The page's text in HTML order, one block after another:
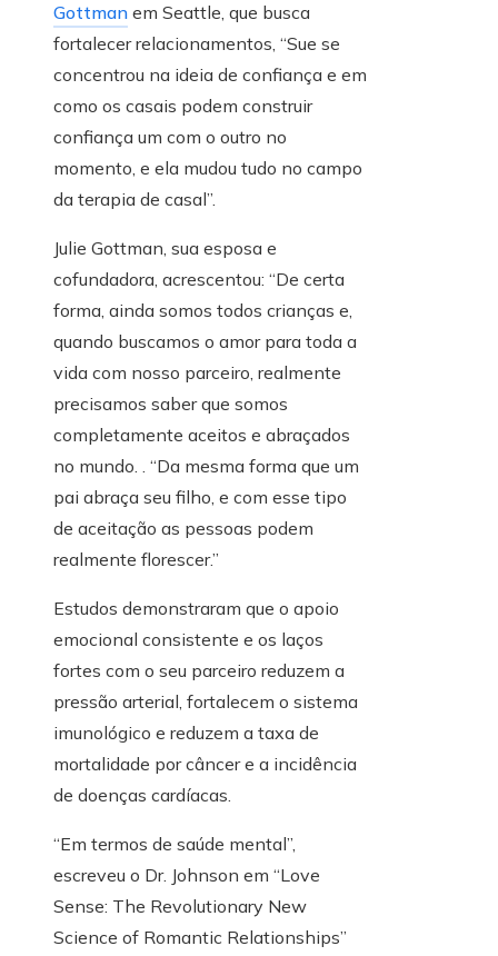
Gottman em Seattle, que busca
fortalecer relacionamentos, “Sue se
concentrou na ideia de confiança e em
como os casais podem construir
confiança um com o outro no
momento, e ela mudou tudo no campo
da terapia de casal”.
Julie Gottman, sua esposa e
cofundadora, acrescentou: “De certa
forma, ainda somos todos crianças e,
quando buscamos o amor para toda a
vida com nosso parceiro, realmente
precisamos saber que somos
completamente aceitos e abraçados
no mundo. . “Da mesma forma que um
pai abraça seu filho, e com esse tipo
de aceitação as pessoas podem
realmente florescer.”
Estudos demonstraram que o apoio
emocional consistente e os laços
fortes com o seu parceiro reduzem a
pressão arterial, fortalecem o sistema
imunológico e reduzem a taxa de
mortalidade por câncer e a incidência
de doenças cardíacas.
“Em termos de saúde mental”,
escreveu o Dr. Johnson em “Love
Sense: The Revolutionary New
Science of Romantic Relationships”